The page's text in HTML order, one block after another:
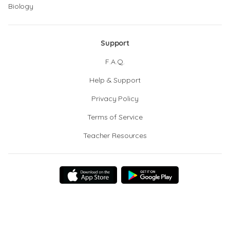
Biology
Support
F.A.Q.
Help & Support
Privacy Policy
Terms of Service
Teacher Resources